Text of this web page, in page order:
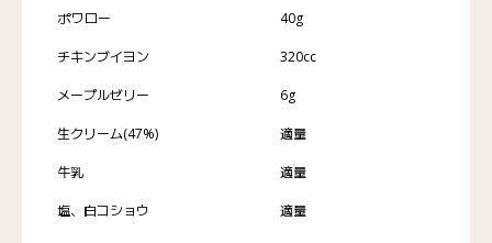
ポワロー 40g
チキンブイヨン 320cc
メープルゼリー 6g
生クリーム(47%) 適量
牛乳 適量
塩、白コショウ 適量